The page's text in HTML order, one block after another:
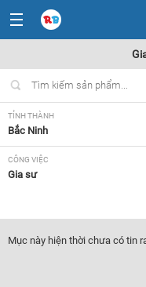
TỈNH THÀNH
Bắc Ninh
CÔNG VIỆC
Gia sư
Tất cả
Mục này hiện thời chưa có tin